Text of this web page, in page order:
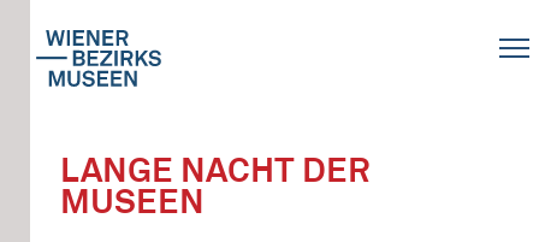
LANGE NACHT DER
MUSEEN